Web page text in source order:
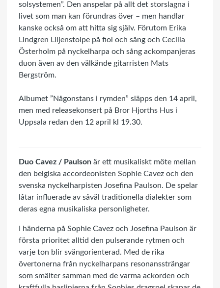
solsystemen”. Den anspelar på allt det storslagna i
livet som man kan förundras över – men handlar
kanske också om att hitta sig själv. Förutom Erika
Lindgren Liljenstolpe på fiol och sång och Cecilia
Österholm på nyckelharpa och sång ackompanjeras
duon även av den välkände gitarristen Mats
Bergström.
Albumet ”Någonstans i rymden” släpps den 14 april,
men med releasekonsert på Bror Hjorths Hus i
Uppsala redan den 12 april kl 19.30.
Duo Cavez / Paulson är ett musikaliskt möte mellan
den belgiska accordeonisten Sophie Cavez och den
svenska nyckelharpisten Josefina Paulson. De spelar
låtar influerade av såväl traditionella dialekter som
deras egna musikaliska personligheter.
I händerna på Sophie Cavez och Josefina Paulson är
första prioritet alltid den pulserande rytmen och
varje ton blir svängorienterad. Med de rika
övertonerna från nyckelharpans resonanssträngar
som smälter samman med de varma ackorden och